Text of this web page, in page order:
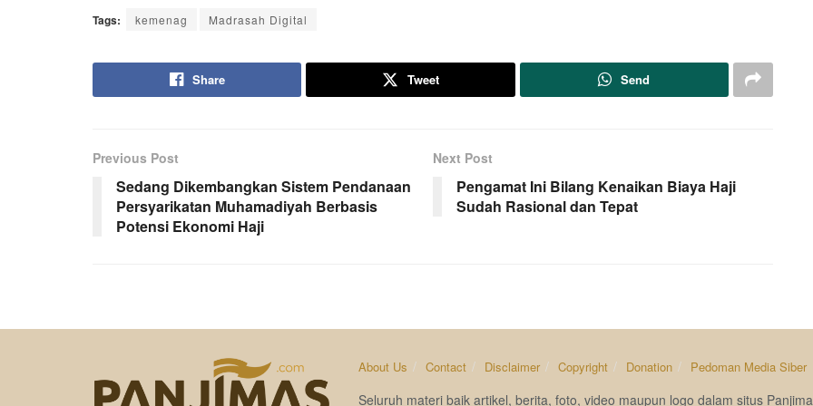
Tags: kemenag Madrasah Digital
Share Tweet Send
Previous Post
Sedang Dikembangkan Sistem Pendanaan
Persyarikatan Muhamadiyah Berbasis
Potensi Ekonomi Haji
Next Post
Pengamat Ini Bilang Kenaikan Biaya Haji
Sudah Rasional dan Tepat
About Us Contact Disclaimer Copyright Donation Pedoman Media Siber
Seluruh materi baik artikel, berita, foto, video maupun logo dalam situs